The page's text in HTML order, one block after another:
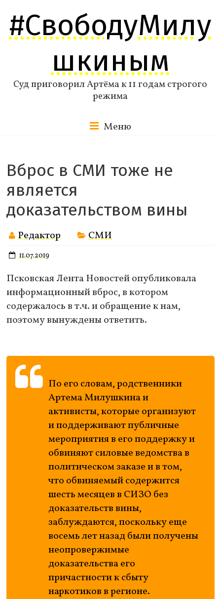
содержимому
#СвободуМилу
шкиным
Суд приговорил Артёма к 11 годам строгого
режима
Меню
Вброс в СМИ тоже не
является
доказательством вины
Редактор СМИ
11.07.2019
Псковская Лента Новостей опубликовала
информационный вброс, в котором
содержалось в т.ч. и обращение к нам,
поэтому вынуждены ответить.
По его словам, родственники
Артема Милушкина и
активисты, которые организуют
и поддерживают публичные
мероприятия в его поддержку и
обвиняют силовые ведомства в
политическом заказе и в том,
что обвиняемый содержится
шесть месяцев в СИЗО без
доказательств вины,
заблуждаются, поскольку еще
восемь лет назад были получены
неопровержимые
доказательства его
причастности к сбыту
наркотиков в регионе.